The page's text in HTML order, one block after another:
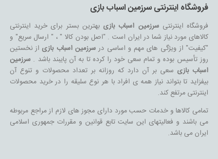
فروشگاه اینترنتی سرزمین اسباب بازی
فروشگاه اینترنتیسرزمین اسباب بازیبهترین بستر برای خرید اینترنتی
کالاهای مورد نیاز شما در ایران است . "اصل بودن کالا " ، " ارسال سریع" و
"کیفیت" از ویژگی های مهم و اساسی درسرزمین اسباب بازیاز نخستین
روز تأسیس بوده و تمام سعی خود را کرده تا به آن پایبند باشد .سرزمین
اسباب بازیسعی بر آن دارد که روزانه بر تعداد محصولات و تنوع آن
بیفزاید تا بتواند نیاز همه ی افراد با هر نوع سلیقه را در خرید محصولات
اینترنتی مرتفع کند.
تمامی کالاها و خدمات حسب مورد دارای مجوز های لازم از مراجع مربوطه
می باشند و فعالیتهای این سایت تابع قوانین و مقررات جمهوری اسلامی
ایران می باشد.